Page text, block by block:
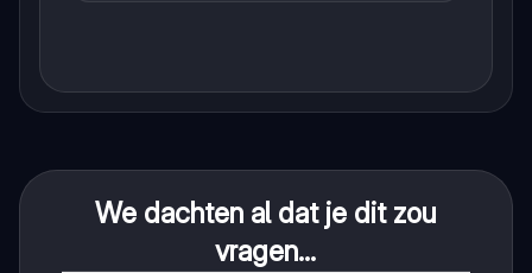
We dachten al dat je dit zou
vragen...